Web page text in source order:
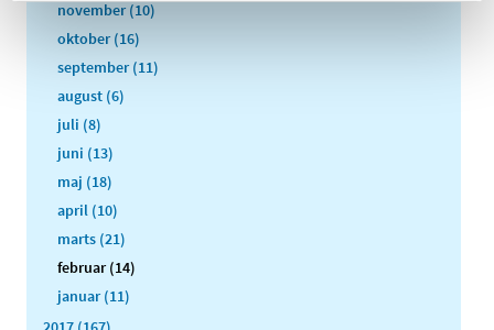
november (10)
oktober (16)
september (11)
august (6)
juli (8)
juni (13)
maj (18)
april (10)
marts (21)
februar (14)
januar (11)